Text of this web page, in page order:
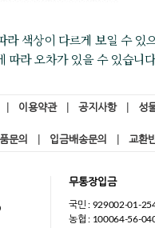
색상이 다르게 보일 수 있
따라 오차가 있을 수 있습니
이용약관 공지사항 성
문의 입금배송문의 교환
무통장입금
국민 : 929002-01-
농협 : 100064-56-